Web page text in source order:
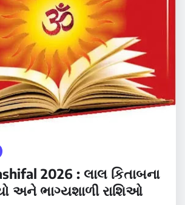
2026 : લાલ કિતાબના
અને ભાગ્યશાળી રાશિઓ